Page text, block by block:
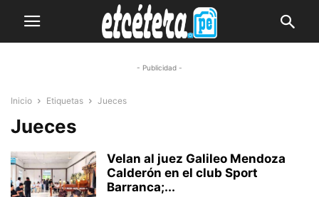
- Publicidad -
Inicio Etiquetas Jueces
Jueces
Velan al juez Galileo Mendoza
Calderón en el club Sport
Barranca;...